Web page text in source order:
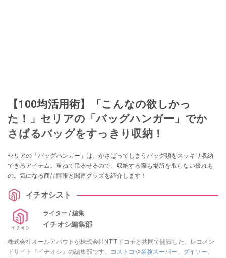
【100均活用術】「こんなの欲しかっ
た！」セリアの「バッグハンガー」でか
さばるバッグをすっきり収納！
セリアの「バッグハンガー」は、かさばってしまうバッグ類をスッキリ収納
できるアイテム。重ねて吊るせるので、収納する際も場所を取らない優れも
の。気になる商品情報と関連グッズを紹介します！
イチオシスト
ライター / 編集
イチオシ編集部
株式会社オールアバウトが株式会社NTTドコモと共同で開設した、レコメン
ドサイト『イチオシ』の編集部です。
コストコや業務スーパー、 ダイソー、